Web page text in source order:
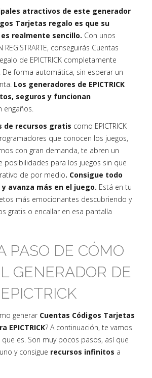
atractivos de este generador
Tarjetas regalo es que su
realmente sencillo. Con unos
conseguirás Cuentas
de EPICTRICK completamente
De forma automática, sin esperar un
Los generadores de EPICTRICK
seguros y funcionan
engaños.
de recursos gratis como EPICTRICK
que conocen los juegos,
con gran demanda, te abren un
posibilidades para los juegos sin que
de por medio. Consigue todo
avanza más en el juego. Está en tu
más emocionantes descubriendo y
gratis o encallar en esa pantalla
PASO DE CÓMO
GENERADOR DE
EPICTRICK
generar Cuentas Códigos Tarjetas
EPICTRICK? A continuación, te vamos
es. Son muy pocos pasos, así que
y consigue recursos infinitos a